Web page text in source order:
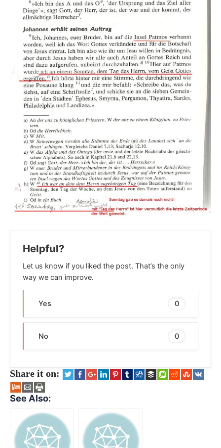
Helpful?
Let us know if you liked the post. That’s the only
way we can improve.
Yes 0
No 0
Share it on:
See Also: